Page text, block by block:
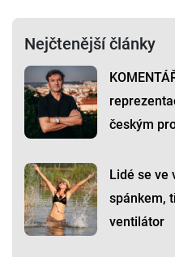
Nejčtenější články
českým
Lidé se ve
spánkem,
ventilátor